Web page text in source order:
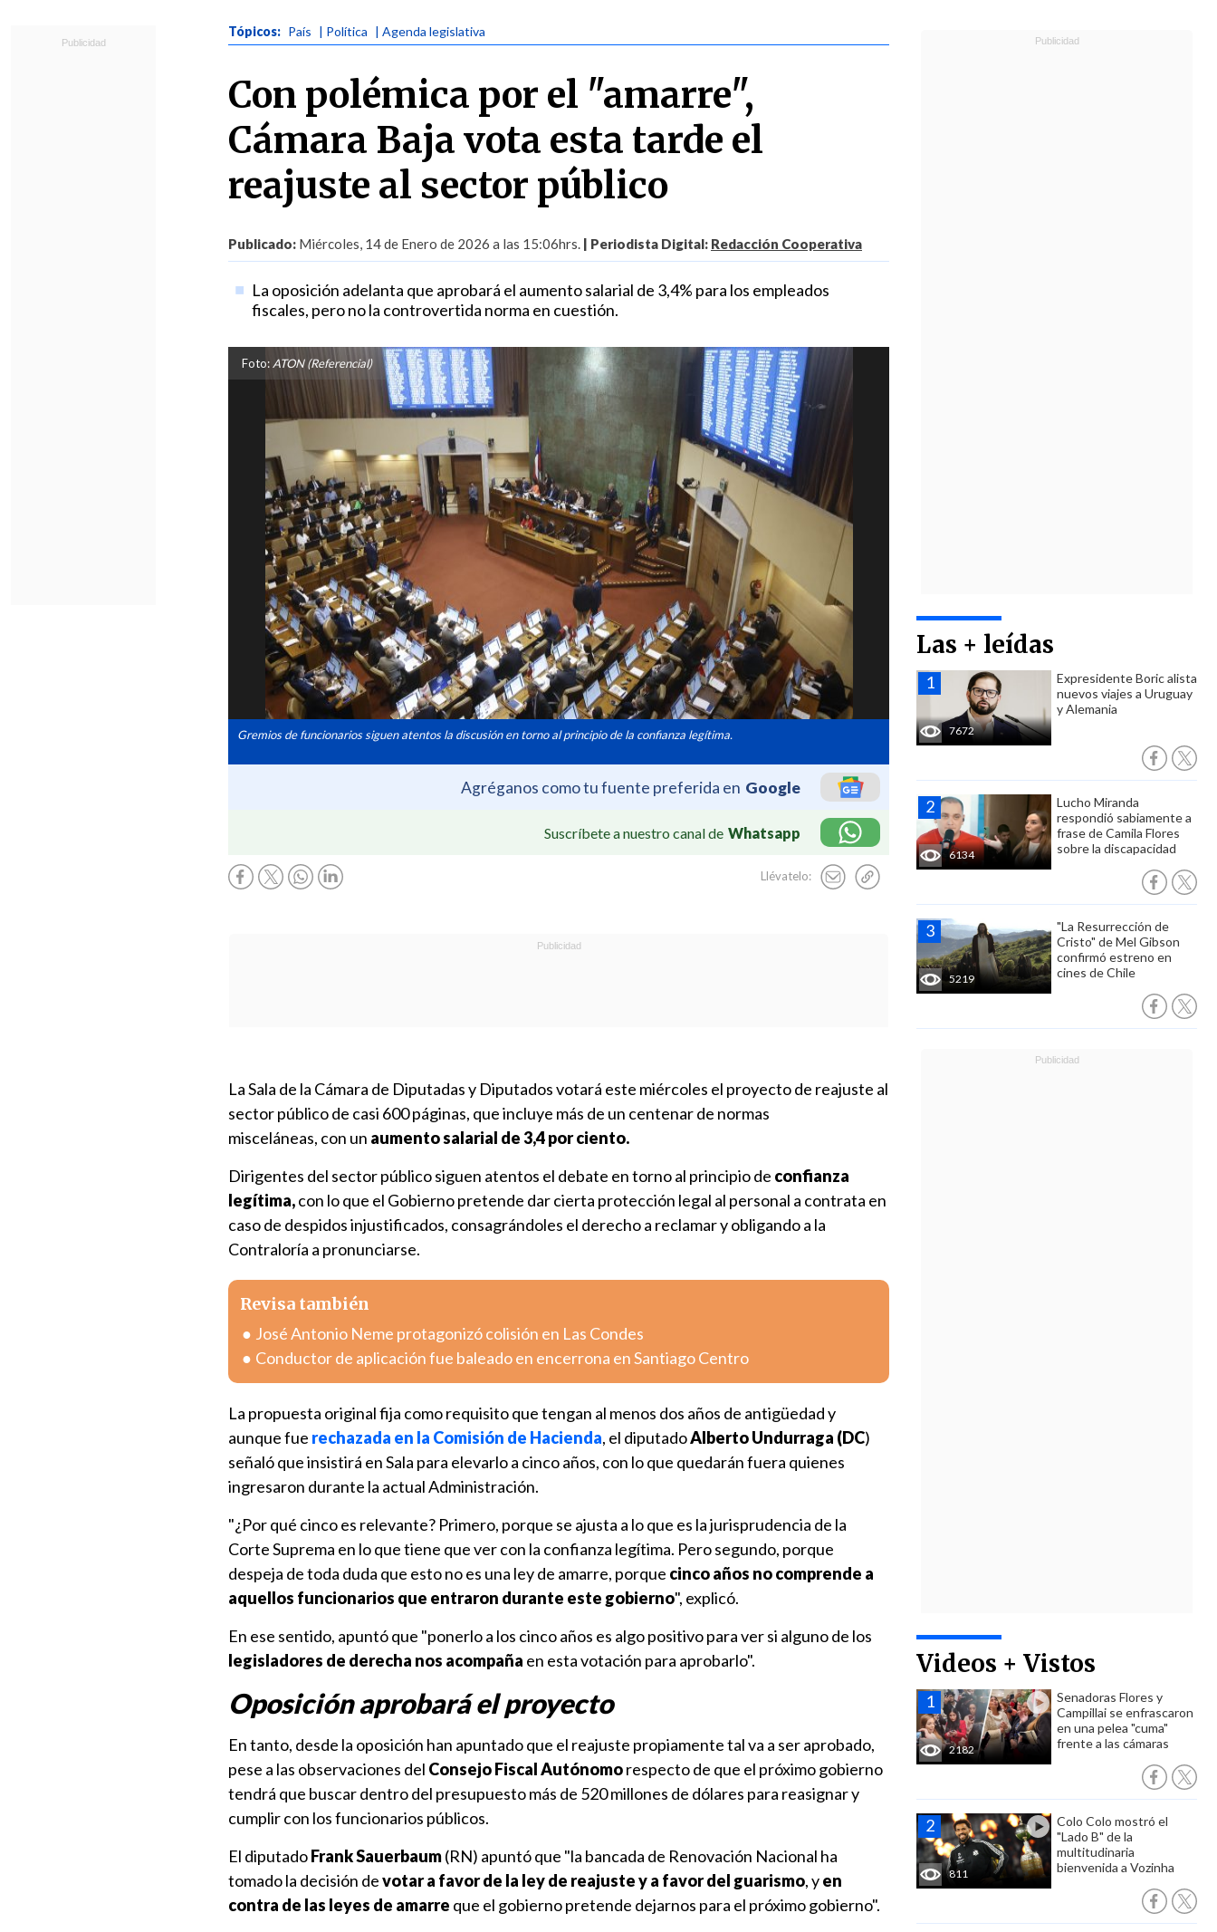
Tópicos: País | Política | Agenda legislativa
Con polémica por el "amarre",
Cámara Baja vota esta tarde el
reajuste al sector público
Publicado: Miércoles, 14 de Enero de 2026 a las 15:06hrs. | Periodista Digital: Redacción Cooperativa
La oposición adelanta que aprobará el aumento salarial de 3,4% para los empleados
fiscales, pero no la controvertida norma en cuestión.
Foto: ATON (Referencial)
Gremios de funcionarios siguen atentos la discusión en torno al principio de la confianza legítima.
Agréganos como tu fuente preferida en Google
Suscríbete a nuestro canal de Whatsapp
Llévatelo:
Las + leídas
7672
Expresidente Boric alista
nuevos viajes a Uruguay
y Alemania
6134
Lucho Miranda
respondió sabiamente a
frase de Camila Flores
sobre la discapacidad
5219
"La Resurrección de
Cristo" de Mel Gibson
confirmó estreno en
cines de Chile
Videos + Vistos
2182
Senadoras Flores y
Campillai se enfrascaron
en una pelea "cuma"
frente a las cámaras
811
Colo Colo mostró el
"Lado B" de la
multitudinaria
bienvenida a Vozinha
La Sala de la Cámara de Diputadas y Diputados votará este miércoles el proyecto de reajuste al
sector público de casi 600 páginas, que incluye más de un centenar de normas
misceláneas, con un aumento salarial de 3,4 por ciento.
Dirigentes del sector público siguen atentos el debate en torno al principio de confianza
legítima,con lo que el Gobierno pretende dar cierta protección legal al personal a contrata en
caso de despidos injustificados, consagrándoles el derecho a reclamar y obligando a la
Contraloría a pronunciarse.
Revisa también
José Antonio Neme protagonizó colisión en Las Condes
Conductor de aplicación fue baleado en encerrona en Santiago Centro
La propuesta original fija como requisito que tengan al menos dos años de antigüedad y
aunque fue rechazada en la Comisión de Hacienda, el diputadoAlberto Undurraga (DC)
señaló que insistirá en Sala para elevarlo a cinco años, con lo que quedarán fuera quienes
ingresaron durante la actual Administración.
"¿Por qué cinco es relevante? Primero, porque se ajusta a lo que es la jurisprudencia de la
Corte Suprema en lo que tiene que ver con la confianza legítima. Pero segundo, porque
despeja de toda duda que esto no es una ley de amarre, porque cinco años no comprende a
aquellos funcionarios que entraron durante este gobierno", explicó.
En ese sentido, apuntó que "ponerlo a los cinco años es algo positivo para ver si alguno de los
legisladores de derecha nos acompaña en esta votación para aprobarlo".
Oposición aprobará el proyecto
En tanto, desde la oposición han apuntado que el reajuste propiamente tal va a ser aprobado,
pese a las observaciones del Consejo Fiscal Autónomorespecto de que el próximo gobierno
tendrá que buscar dentro del presupuesto más de 520 millones de dólares para reasignar y
cumplir con los funcionarios públicos.
El diputadoFrank Sauerbaum(RN) apuntó que "la bancada de Renovación Nacional ha
tomado la decisión devotar a favor de la ley de reajuste y a favor del guarismo, yen
contra de las leyes de amarre que el gobierno pretende dejarnos para el próximo gobierno".